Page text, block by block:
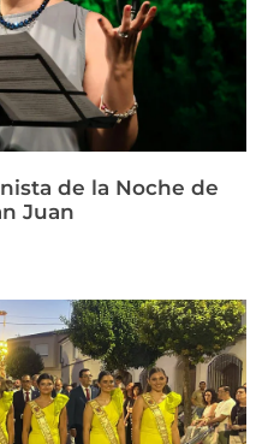
de la Noche de
Juan